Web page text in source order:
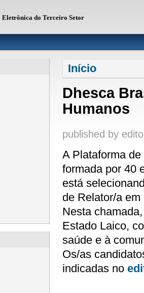
Eletrônica do Terceiro Setor
Você está aqui
Início
Dhesca
Humanos
published by
A Plataforma
formada por 40
está
de Relator/a
Nesta
Estado Laico,
saúde e à
Os/as
indicadas no